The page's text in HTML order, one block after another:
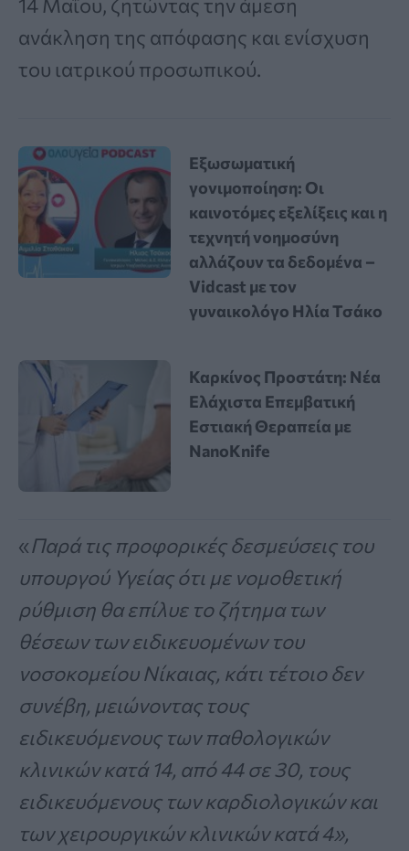
14 Μαΐου, ζητώντας την άμεση
ανάκληση της απόφασης και ενίσχυση
του ιατρικού προσωπικού.
Εξωσωματική
γονιμοποίηση: Οι
καινοτόμες εξελίξεις και η
τεχνητή νοημοσύνη
αλλάζουν τα δεδομένα –
Vidcast με τον
γυναικολόγο Ηλία Τσάκο
Καρκίνος Προστάτη: Νέα
Ελάχιστα Επεμβατική
Εστιακή Θεραπεία με
NanoKnife
«Παρά τις προφορικές δεσμεύσεις του
υπουργού Υγείας ότι με νομοθετική
ρύθμιση θα επίλυε το ζήτημα των
θέσεων των ειδικευομένων του
νοσοκομείου Νίκαιας, κάτι τέτοιο δεν
συνέβη, μειώνοντας τους
ειδικευόμενους των παθολογικών
κλινικών κατά 14, από 44 σε 30, τους
ειδικευόμενους των καρδιολογικών και
των χειρουργικών κλινικών κατά 4»,